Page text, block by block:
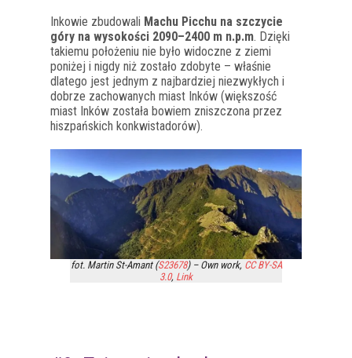
Inkowie zbudowali Machu Picchu na szczycie
góry na wysokości 2090–2400 m n.p.m. Dzięki
takiemu położeniu nie było widoczne z ziemi
poniżej i nigdy niż zostało zdobyte – właśnie
dlatego jest jednym z najbardziej niezwykłych i
dobrze zachowanych miast Inków (większość
miast Inków została bowiem zniszczona przez
hiszpańskich konkwistadorów).
fot. Martin St-Amant (S23678) – Own work, CC BY-SA
3.0, Link